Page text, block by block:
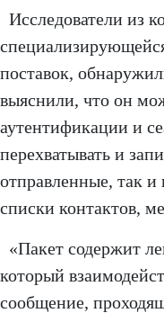
Исследователи из
поставок,
выяснили, что он
аутентификации и
перехватывать и
отправленные, так и
списки контактов,
«Пакет содержит
который
сообщение,